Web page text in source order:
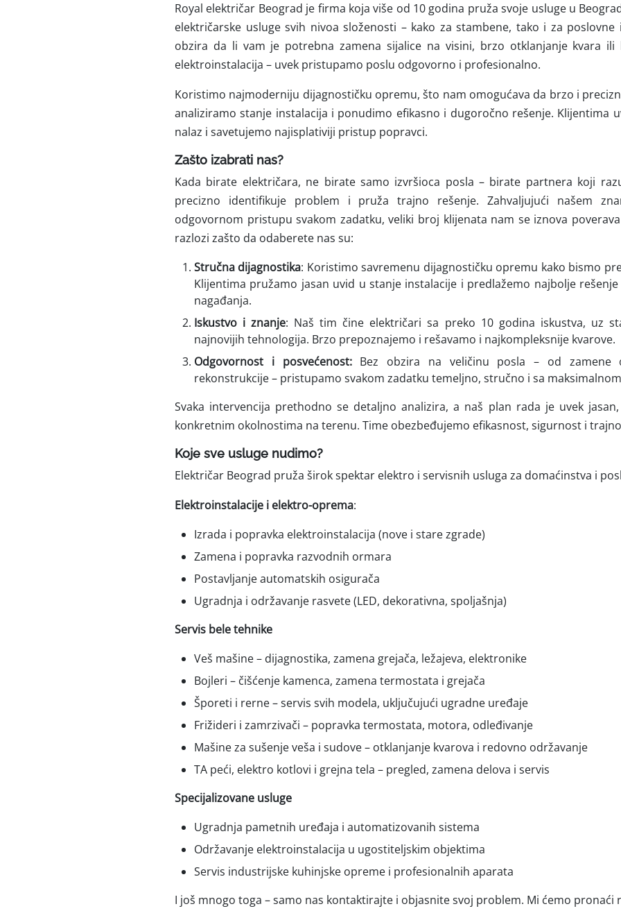
Royal električar Beograd je firma koja više od 10 godina pruža svoje usluge u
električarske usluge svih nivoa složenosti – kako za stambene, tako i za
obzira da li vam je potrebna zamena sijalice na visini, brzo otklanjanje kvara ili
elektroinstalacija – uvek pristupamo poslu odgovorno i profesionalno.
Koristimo najmoderniju dijagnostičku opremu, što nam omogućava da brzo i
analiziramo stanje instalacija i ponudimo efikasno i dugoročno rešenje. Klijentima
nalaz i savetujemo najisplativiji pristup popravci.
Zašto izabrati nas?
Kada birate električara, ne birate samo izvršioca posla – birate partnera koji
precizno identifikuje problem i pruža trajno rešenje. Zahvaljujući našem
odgovornom pristupu svakom zadatku, veliki broj klijenata nam se iznova
razlozi zašto da odaberete nas su:
Stručna dijagnostika: Koristimo savremenu dijagnostičku opremu kako bismo
Klijentima pružamo jasan uvid u stanje instalacije i predlažemo najbolje
nagađanja.
Iskustvo i znanje: Naš tim čine električari sa preko 10 godina iskustva, uz
najnovijih tehnologija. Brzo prepoznajemo i rešavamo i najkompleksnije kvarove.
Odgovornost i posvećenost:Bez obzira na veličinu posla – od zamene
rekonstrukcije – pristupamo svakom zadatku temeljno, stručno i sa
Svaka intervencija prethodno se detaljno analizira, a naš plan rada je uvek
konkretnim okolnostima na terenu. Time obezbeđujemo efikasnost, sigurnost i
Koje sve usluge nudimo?
Električar Beograd pruža širok spektar elektro i servisnih usluga za domaćinstva i
Elektroinstalacije i elektro-oprema:
Izrada i popravka elektroinstalacija (nove i stare zgrade)
Zamena i popravka razvodnih ormara
Postavljanje automatskih osigurača
Ugradnja i održavanje rasvete (LED, dekorativna, spoljašnja)
Servis bele tehnike
Veš mašine – dijagnostika, zamena grejača, ležajeva, elektronike
Bojleri – čišćenje kamenca, zamena termostata i grejača
Šporeti i rerne – servis svih modela, uključujući ugradne uređaje
Frižideri i zamrzivači – popravka termostata, motora, odleđivanje
Mašine za sušenje veša i sudove – otklanjanje kvarova i redovno održavanje
TA peći, elektro kotlovi i grejna tela – pregled, zamena delova i servis
Specijalizovane usluge
Ugradnja pametnih uređaja i automatizovanih sistema
Održavanje elektroinstalacija u ugostiteljskim objektima
Servis industrijske kuhinjske opreme i profesionalnih aparata
I još mnogo toga – samo nas kontaktirajte i objasnite svoj problem. Mi ćemo pronaći